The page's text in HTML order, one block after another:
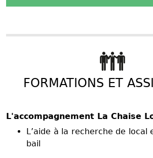
FORMATIONS ET
L'accompagnement La Chaise
L’aide à la recherche de local
bail